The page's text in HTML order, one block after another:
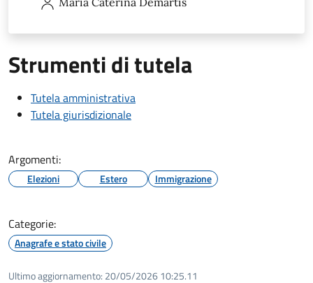
Strumenti di tutela
Tutela amministrativa
Tutela giurisdizionale
Argomenti:
Elezioni Estero Immigrazione
Categorie:
Anagrafe e stato civile
Ultimo aggiornamento: 20/05/2026 10:25.11